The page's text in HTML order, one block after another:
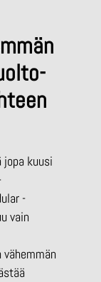
jopa kuusi
-
vain